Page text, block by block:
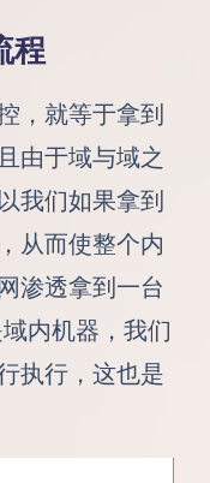
程
，就等于拿到
由于域与域之
我们如果拿到
从而使整个内
渗透拿到一台
内机器，我们
执行，这也是